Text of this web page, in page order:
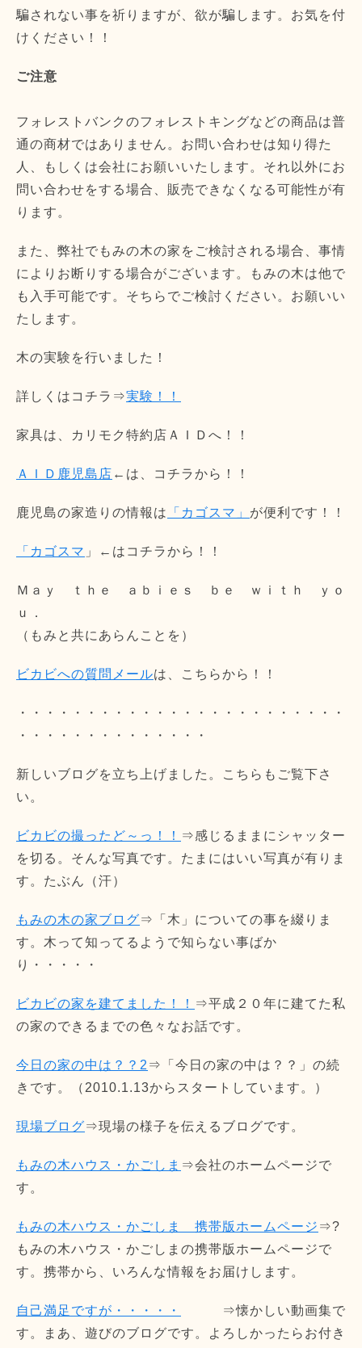
騙されない事を祈りますが、欲が騙します。お気を付
けください！！
ご注意
フォレストバンクのフォレストキングなどの商品は普
通の商材ではありません。お問い合わせは知り得た
人、もしくは会社にお願いいたします。それ以外にお
問い合わせをする場合、販売できなくなる可能性が有
ります。
また、弊社でもみの木の家をご検討される場合、事情
によりお断りする場合がございます。もみの木は他で
も入手可能です。そちらでご検討ください。お願いい
たします。
木の実験を行いました！
詳しくはコチラ⇒実験！！
家具は、カリモク特約店ＡＩＤへ！！
ＡＩＤ鹿児島店 ←は、コチラから！！
鹿児島の家造りの情報は 「カゴスマ」 が便利です！！
「カゴスマ 」←はコチラから！！
Ｍａｙ ｔｈｅ ａｂｉｅｓ ｂｅ ｗｉｔｈ ｙｏ
ｕ．
（もみと共にあらんことを）
ビカビへの質問メールは、こちらから！！
・・・・・・・・・・・・・・・・・・・・・・・・
・・・・・・・・・・・・・・
新しいブログを立ち上げました。こちらもご覧下さ
い。
ビカビの撮ったど～っ！！ ⇒感じるままにシャッター
を切る。そんな写真です。たまにはいい写真が有りま
す。たぶん（汗）
もみの木の家ブログ⇒「木」についての事を綴りま
す。木って知ってるようで知らない事ばか
り・・・・・
ビカビの家を建てました！！ ⇒平成２０年に建てた私
の家のできるまでの色々なお話です。
今日の家の中は？？2 ⇒「今日の家の中は？？」の続
きです。（2010.1.13からスタートしています。）
現場ブログ⇒現場の様子を伝えるブログです。
もみの木ハウス・かごしま ⇒会社のホームページで
す。
もみの木ハウス・かごしま 携帯版ホームページ ⇒?
もみの木ハウス・かごしまの携帯版ホームページで
す。携帯から、いろんな情報をお届けします。
自己満足ですが・・・・・
⇒懐かしい動画集で
す。まあ、遊びのブログです。よろしかったらお付き